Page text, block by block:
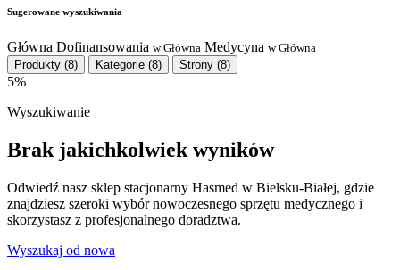
Sugerowane wyszukiwania
Główna Dofinansowania w Główna Medycyna w Główna
Produkty (8) Kategorie (8) Strony (8)
5%
Wyszukiwanie
Brak jakichkolwiek wyników
Odwiedź nasz sklep stacjonarny Hasmed w Bielsku-Białej, gdzie
znajdziesz szeroki wybór nowoczesnego sprzętu medycznego i
skorzystasz z profesjonalnego doradztwa.
Wyszukaj od nowa